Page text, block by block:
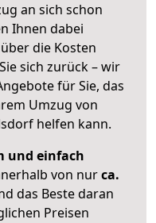
an sich schon
Ihnen dabei
die Kosten
sich zurück – wir
für Sie, das
Umzug von
helfen kann.
und einfach
von nurca.
das Beste daran
Preisen